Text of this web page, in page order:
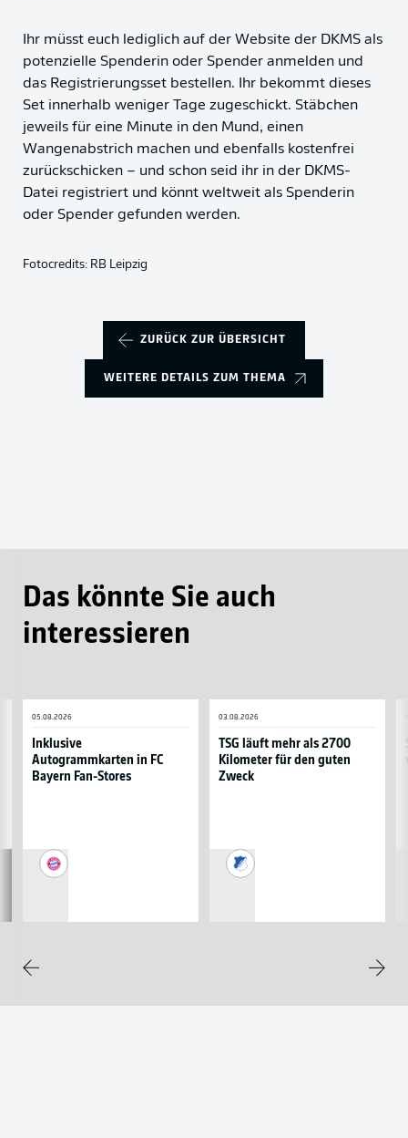
Ihr müsst euch lediglich auf der Website der DKMS als
potenzielle Spenderin oder Spender anmelden und
das Registrierungsset bestellen. Ihr bekommt dieses
Set innerhalb weniger Tage zugeschickt. Stäbchen
jeweils für eine Minute in den Mund, einen
Wangenabstrich machen und ebenfalls kostenfrei
zurückschicken – und schon seid ihr in der DKMS-
Datei registriert und könnt weltweit als Spenderin
oder Spender gefunden werden.
Fotocredits: RB Leipzig
ZURÜCK ZUR ÜBERSICHT
WEITERE DETAILS ZUM THEMA
Das könnte Sie auch
interessieren
Inklusive
Autogrammkarten in FC
Bayern Fan-Stores
05.08.2026
FC
Bayern
FC
Bayern
TSG läuft mehr als 2700
Kilometer für den guten
Zweck
03.08.2026
TSG
1899
mehr
als
2700
guten
Zweck